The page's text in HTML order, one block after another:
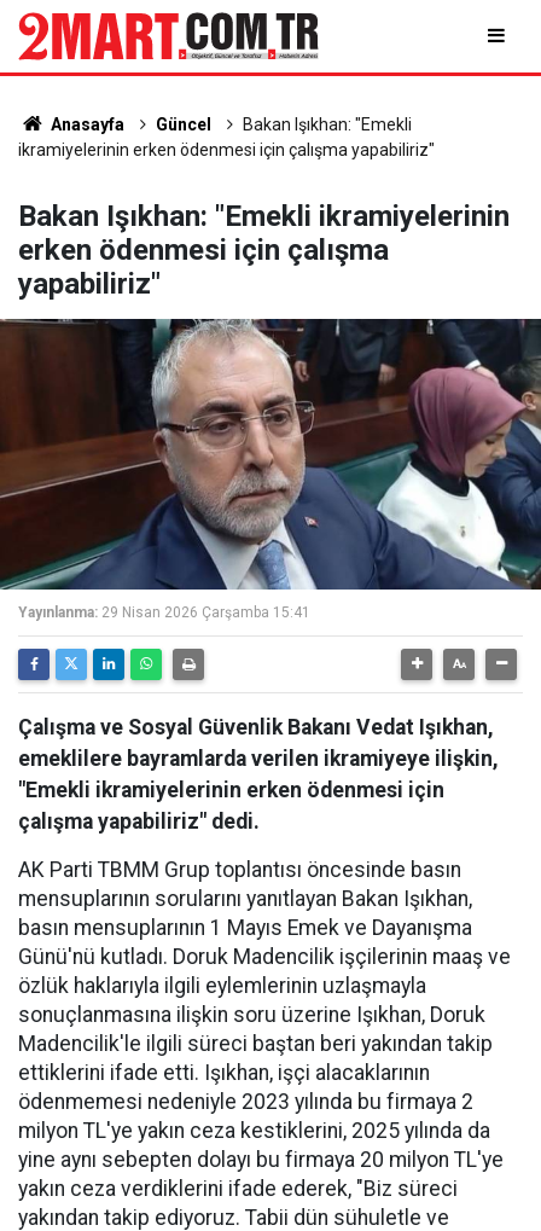
Anasayfa Güncel
Bakan Işıkhan: "Emekli
ikramiyelerinin erken ödenmesi için çalışma yapabiliriz"
Bakan Işıkhan: "Emekli ikramiyelerinin
erken ödenmesi için çalışma
yapabiliriz"
Yayınlanma: 29 Nisan 2026 Çarşamba 15:41
Çalışma ve Sosyal Güvenlik Bakanı Vedat Işıkhan,
emeklilere bayramlarda verilen ikramiyeye ilişkin,
"Emekli ikramiyelerinin erken ödenmesi için
çalışma yapabiliriz" dedi.
AK Parti TBMM Grup toplantısı öncesinde basın
mensuplarının sorularını yanıtlayan Bakan Işıkhan,
basın mensuplarının 1 Mayıs Emek ve Dayanışma
Günü'nü kutladı. Doruk Madencilik işçilerinin maaş ve
özlük haklarıyla ilgili eylemlerinin uzlaşmayla
sonuçlanmasına ilişkin soru üzerine Işıkhan, Doruk
Madencilik'le ilgili süreci baştan beri yakından takip
ettiklerini ifade etti. Işıkhan, işçi alacaklarının
ödenmemesi nedeniyle 2023 yılında bu firmaya 2
milyon TL'ye yakın ceza kestiklerini, 2025 yılında da
yine aynı sebepten dolayı bu firmaya 20 milyon TL'ye
yakın ceza verdiklerini ifade ederek, "Biz süreci
yakından takip ediyoruz. Tabii dün sühuletle ve